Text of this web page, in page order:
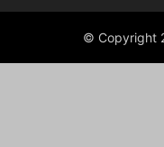
© Copyright